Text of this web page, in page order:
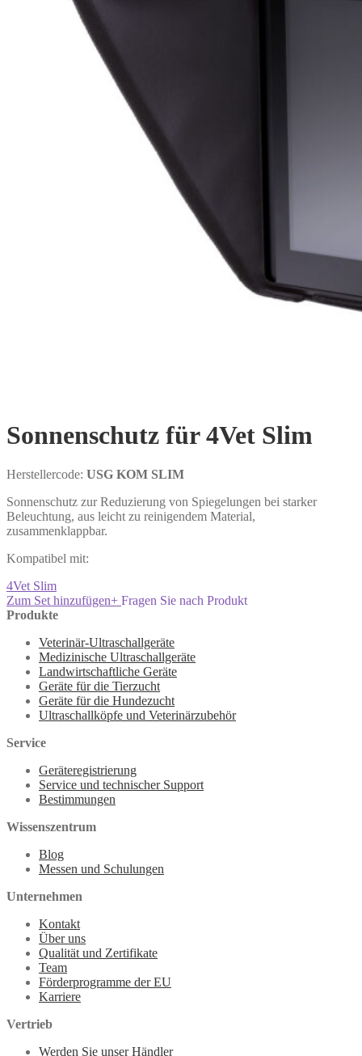
Sonnenschutz für 4Vet Slim
Herstellercode: USG KOM SLIM
Sonnenschutz zur Reduzierung von Spiegelungen bei starker
Beleuchtung, aus leicht zu reinigendem Material,
zusammenklappbar.
Kompatibel mit:
4Vet Slim
Zum Set hinzufügen+ Fragen Sie nach Produkt
Produkte
Veterinär-Ultraschallgeräte
Medizinische Ultraschallgeräte
Landwirtschaftliche Geräte
Geräte für die Tierzucht
Geräte für die Hundezucht
Ultraschallköpfe und Veterinärzubehör
Service
Geräteregistrierung
Service und technischer Support
Bestimmungen
Wissenszentrum
Blog
Messen und Schulungen
Unternehmen
Kontakt
Über uns
Qualität und Zertifikate
Team
Förderprogramme der EU
Karriere
Vertrieb
Werden Sie unser Händler